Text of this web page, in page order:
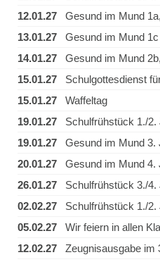
12.01.27 Gesund im Mund
13.01.27 Gesund im Mund 1c
14.01.27 Gesund im Mund
15.01.27 Schulgottesdienst
15.01.27 Waffeltag
19.01.27 Schulfrühstück 1./2.
19.01.27 Gesund im Mund 3.
20.01.27 Gesund im Mund 4.
26.01.27 Schulfrühstück 3./4.
02.02.27 Schulfrühstück 1./2.
05.02.27 Wir feiern in allen
12.02.27 Zeugnisausgabe im